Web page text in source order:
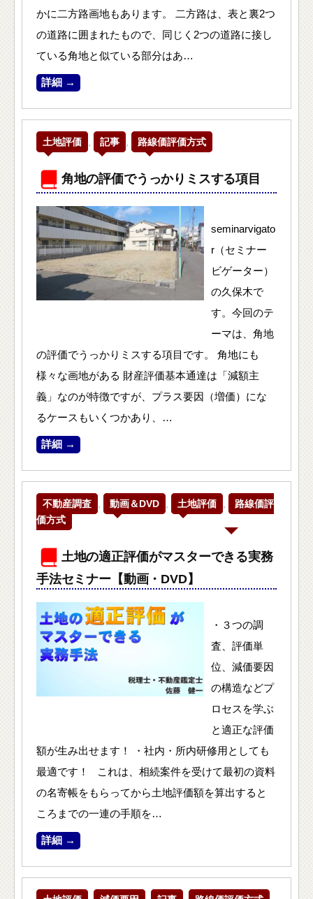
かに二方路画地もあります。 二方路は、表と裏2つ
の道路に囲まれたもので、同じく2つの道路に接し
ている角地と似ている部分はあ…
詳細 →
土地評価 記事 路線価評価方式
角地の評価でうっかりミスする項目
seminarvigato
r（セミナー
ビゲーター）
の久保木で
す。今回のテ
ーマは、角地
の評価でうっかりミスする項目です。 角地にも
様々な画地がある 財産評価基本通達は「減額主
義」なのが特徴ですが、プラス要因（増価）にな
るケースもいくつかあり、…
詳細 →
不動産調査 動画＆DVD 土地評価
路線価評
価方式
土地の適正評価がマスターできる実務
手法セミナー【動画・DVD】
・３つの調
査、評価単
位、減価要因
の構造などプ
ロセスを学ぶ
と適正な評価
額が生み出せます！ ・社内・所内研修用としても
最適です！ これは、相続案件を受けて最初の資料
の名寄帳をもらってから土地評価額を算出すると
ころまでの一連の手順を…
詳細 →